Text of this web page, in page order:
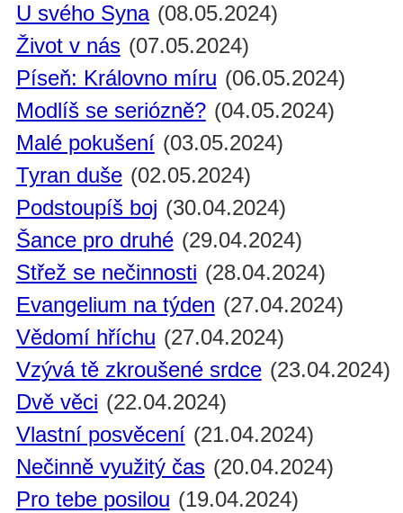
U svého Syna (08.05.2024)
Život v nás (07.05.2024)
Píseň: Královno míru (06.05.2024)
Modlíš se seriózně? (04.05.2024)
Malé pokušení (03.05.2024)
Tyran duše (02.05.2024)
Podstoupíš boj (30.04.2024)
Šance pro druhé (29.04.2024)
Střež se nečinnosti (28.04.2024)
Evangelium na týden (27.04.2024)
Vědomí hříchu (27.04.2024)
Vzývá tě zkroušené srdce (23.04.2024)
Dvě věci (22.04.2024)
Vlastní posvěcení (21.04.2024)
Nečinně využitý čas (20.04.2024)
Pro tebe posilou (19.04.2024)